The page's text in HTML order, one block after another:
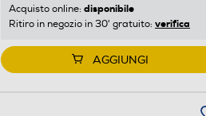
Acquisto online: disponibile
Ritiro in negozio in 30' gratuito: verifica
AGGIUNGI